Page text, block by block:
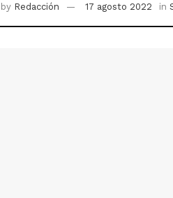
by Redacción 17 agosto 2022 in